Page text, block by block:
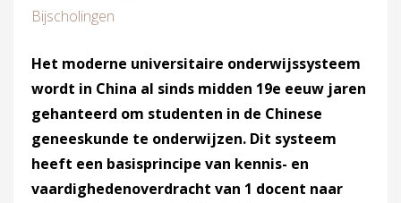
Bijscholingen
Het moderne universitaire onderwijssysteem
wordt in China al sinds midden 19e eeuw jaren
gehanteerd om studenten in de Chinese
geneeskunde te onderwijzen. Dit systeem
heeft een basisprincipe van kennis- en
vaardighedenoverdracht van 1 docent naar